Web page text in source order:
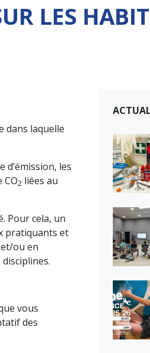
LES
dans laquelle
les
CO2 liées au
Pour cela, un
pratiquants et
ou en
vous
des